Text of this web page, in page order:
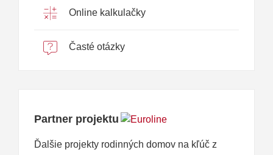
Online kalkulačky
Časté otázky
Partner projektu
Ďalšie projekty rodinných domov na kľúč z